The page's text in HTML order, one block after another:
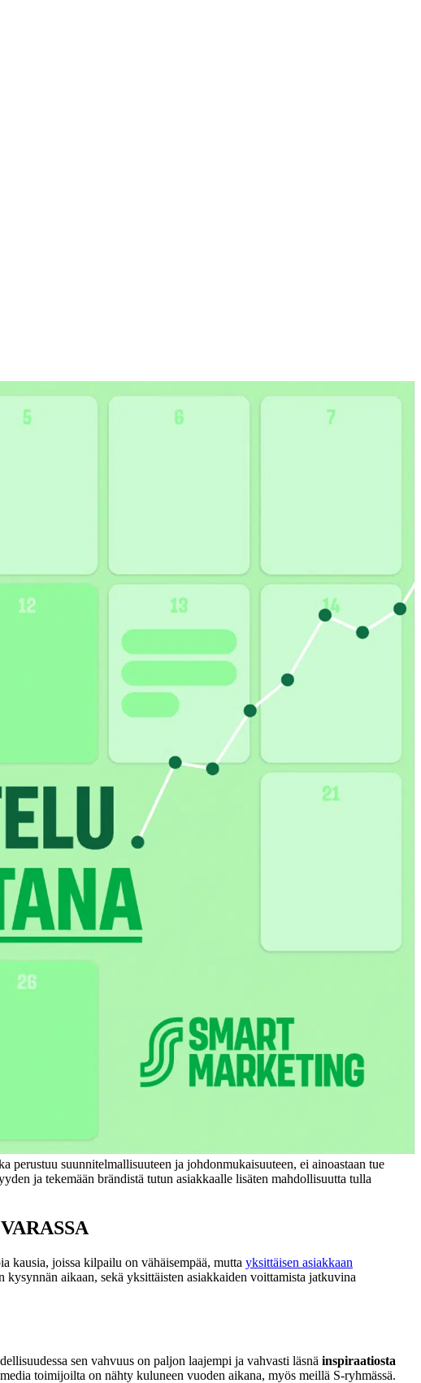
suunnitelmallisuuteen ja johdonmukaisuuteen, ei ainoastaan tue
ja tekemään brändistä tutun asiakkaalle lisäten mahdollisuutta tulla
kausia, joissa kilpailu on vähäisempää, mutta yksittäisen asiakkaan
aikaan, sekä yksittäisten asiakkaiden voittamista jatkuvina
sen vahvuus on paljon laajempi ja vahvasti läsnä inspiraatiosta
toimijoilta on nähty kuluneen vuoden aikana, myös meillä S-ryhmässä.